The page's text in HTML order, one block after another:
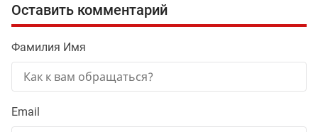
Оставить комментарий
Фамилия Имя
Email